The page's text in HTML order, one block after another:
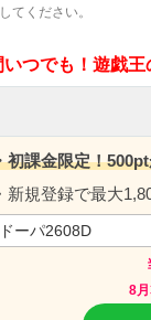
てください。
いつでも！遊戯
初課金限定！
新規登録で最大
ドーパ2608D
8